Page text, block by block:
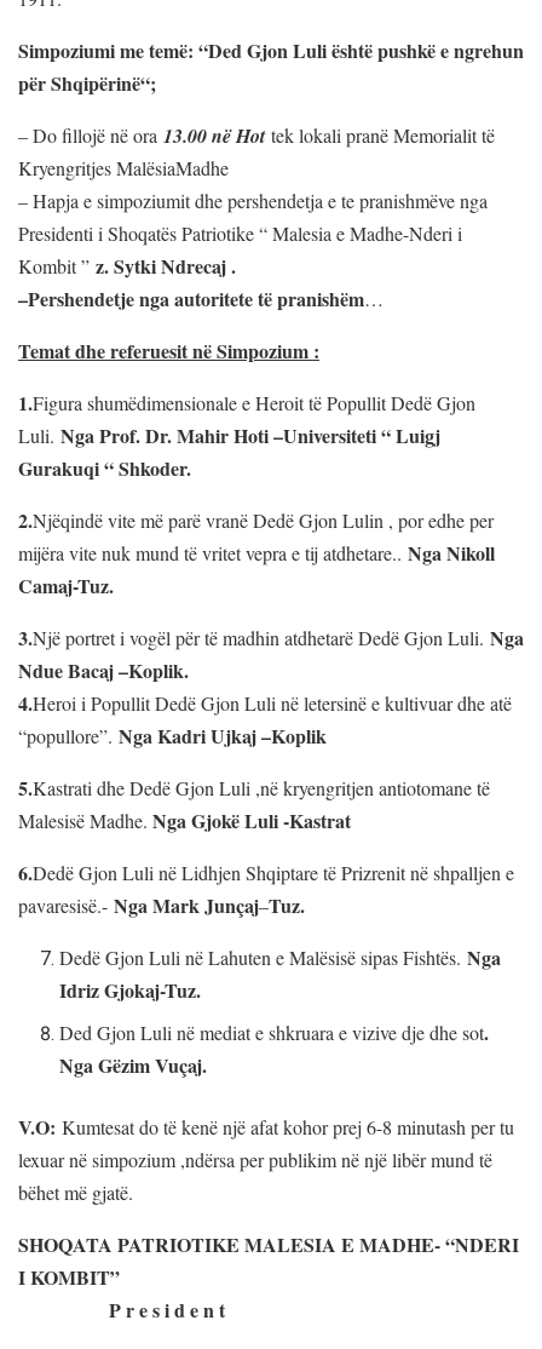
Simpoziumi me temë: “Ded Gjon Luli është pushkë e ngrehun
për Shqipërinë“;
– Do fillojë në ora 13.00 në Hottek lokali pranë Memorialit të
Kryengritjes MalësiaMadhe
– Hapja e simpoziumit dhe pershendetja e te pranishmëve nga
Presidenti i Shoqatës Patriotike “ Malesia e Madhe-Nderi i
Kombit ” z. Sytki Ndrecaj .
–Pershendetje nga autoritete të pranishëm…
Temat dhe referuesit në Simpozium :
1.Figura shumëdimensionale e Heroit të Popullit Dedë Gjon
Luli. Nga Prof. Dr. Mahir Hoti –Universiteti “ Luigj
Gurakuqi “ Shkoder.
2.Njëqindë vite më parë vranë Dedë Gjon Lulin , por edhe per
mijëra vite nuk mund të vritet vepra e tij atdhetare.. Nga Nikoll
Camaj-Tuz.
3.Një portret i vogël për të madhin atdhetarë Dedë Gjon Luli. Nga
Ndue Bacaj –Koplik.
4.Heroi i Popullit Dedë Gjon Luli në letersinë e kultivuar dhe atë
“popullore”. Nga Kadri Ujkaj –Koplik
5.Kastrati dhe Dedë Gjon Luli ,në kryengritjen antiotomane të
Malesisë Madhe. Nga Gjokë Luli -Kastrat
6.Dedë Gjon Luli në Lidhjen Shqiptare të Prizrenit në shpalljen e
pavaresisë.- Nga Mark Junçaj–Tuz.
Dedë Gjon Luli në Lahuten e Malësisë sipas Fishtës.Nga
Idriz Gjokaj-Tuz.
Ded Gjon Luli në mediat e shkruara e vizive dje dhe sot.
Nga Gëzim Vuçaj.
V.O: Kumtesat do të kenë një afat kohor prej 6-8 minutash per tu
lexuar në simpozium ,ndërsa per publikim në një libër mund të
bëhet më gjatë.
SHOQATA PATRIOTIKE MALESIA E MADHE- “NDERI
I KOMBIT”
P r e s i d e n t